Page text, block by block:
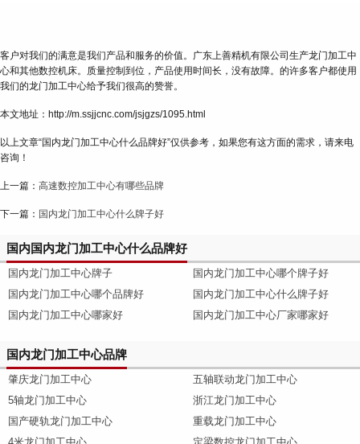
客户对我们的满意是我们产品和服务的价值。广东上善精机有限公司生产龙门加工中
心和其他数控机床。质量控制到位，产品使用时间长，没有故障。的许多客户都使用
我们的龙门加工中心给予我们很高的赞誉。
本文地址：http://m.ssjjcnc.com/jsjgzs/1095.html
以上文章“国内龙门加工中心什么品牌好”仅供参考，如果您有这方面的需求，请来电
咨询！
上一篇： 高速数控加工中心有哪些品牌
下一篇： 国内龙门加工中心什么牌子好
国内国内龙门加工中心什么品牌好
国内龙门加工中心牌子
国内龙门加工中心哪个品牌好
国内龙门加工中心哪家好
国内龙门加工中心哪个牌子好
国内龙门加工中心什么牌子好
国内龙门加工中心厂家哪家好
国内龙门加工中心品牌
肇庆龙门加工中心
5轴龙门加工中心
国产硬轨龙门加工中心
五轴联动龙门加工中心
浙江龙门加工中心
重载龙门加工中心